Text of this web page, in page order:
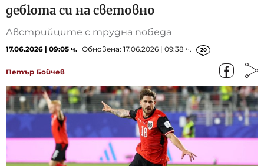
дебюта си на световно
Австрийците с трудна победа
17.06.2026 | 09:05 ч. Обновена: 17.06.2026 | 09:38 ч. 20
Петър Бойчев